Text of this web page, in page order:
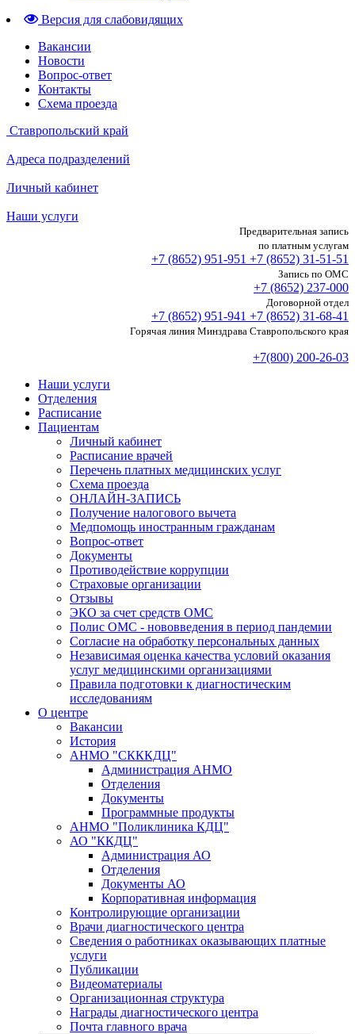
Версия для слабовидящих
Вакансии
Новости
Вопрос-ответ
Контакты
Схема проезда
Ставропольский край
Адреса подразделений
Личный кабинет
Наши услуги
Предварительная запись
по платным услугам
+7 (8652) 951-951 +7 (8652) 31-51-51
Запись по ОМС
+7 (8652) 237-000
Договорной отдел
+7 (8652) 951-941 +7 (8652) 31-68-41
Горячая линия Минздрава Ставропольского края
+7(800) 200-26-03
Наши услуги
Отделения
Расписание
Пациентам
Личный кабинет
Расписание врачей
Перечень платных медицинских услуг
Схема проезда
ОНЛАЙН-ЗАПИСЬ
Получение налогового вычета
Медпомощь иностранным гражданам
Вопрос-ответ
Документы
Противодействие коррупции
Страховые организации
Отзывы
ЭКО за счет средств ОМС
Полис ОМС - нововведения в период пандемии
Согласие на обработку персональных данных
Независимая оценка качества условий оказания
услуг медицинскими организациями
Правила подготовки к диагностическим
исследованиям
О центре
Вакансии
История
АНМО "СКККДЦ"
Администрация АНМО
Отделения
Документы
Программные продукты
АНМО "Поликлиника КДЦ"
АО "ККДЦ"
Администрация АО
Отделения
Документы АО
Корпоративная информация
Контролирующие организации
Врачи диагностического центра
Сведения о работниках оказывающих платные
услуги
Публикации
Видеоматериалы
Организационная структура
Награды диагностического центра
Почта главного врача